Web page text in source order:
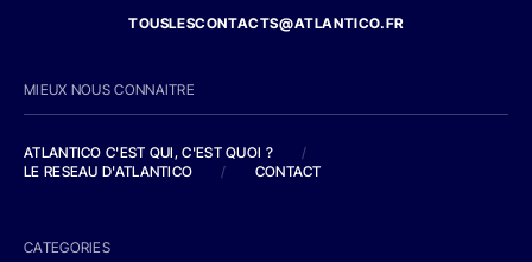
TOUSLESCONTACTS@ATLANTICO.FR
MIEUX NOUS CONNAITRE
ATLANTICO C'EST QUI, C'EST QUOI ?
/
LE RESEAU D'ATLANTICO
/ CONTACT
CATEGORIES